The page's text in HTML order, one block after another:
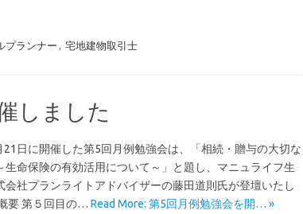
プランナー , 宅地建物取引士
しました
21日に開催した第5回月例勉強会は、「相続・贈与の大切な
生命保険の有効活用について～」と題し、マニュライフ生
会社プランライトアドバイザーの藤田道則氏が登壇いたし
要 第５回目の… Read More: 第5回月例勉強会を開… »